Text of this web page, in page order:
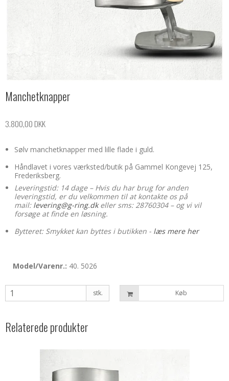
Manchetknapper
3.800,00 DKK
Sølv manchetknapper med lille flade i guld.
Håndlavet i vores værksted/butik på Gammel Kongevej 125,
Frederiksberg.
Leveringstid: 14 dage – Hvis du har brug for anden
leveringstid, er du velkommen til at kontakte os på
mail: levering@g-ring.dk eller sms: 28760304 – og vi vil
forsøge at finde en løsning.
Bytteret: Smykket kan byttes i butikken - læs mere her
Model/Varenr.: 40. 5026
stk. Køb
Relaterede produkter